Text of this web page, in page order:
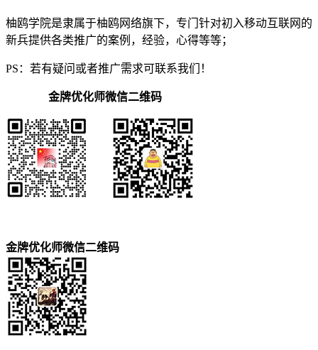
柚鸥学院是隶属于柚鸥网络旗下，专门针对初入移动互联网的
新兵提供各类推广的案例，经验，心得等等；
PS：若有疑问或者推广需求可联系我们！
金牌优化师微信二维码
金牌优化师微信二维码